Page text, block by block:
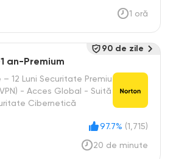
1 oră
an-Premium
12 Luni Securitate Premiu
- Acces Global - Suită
Cibernetică
97.7% (1,715)
20 de minute
90 de zile